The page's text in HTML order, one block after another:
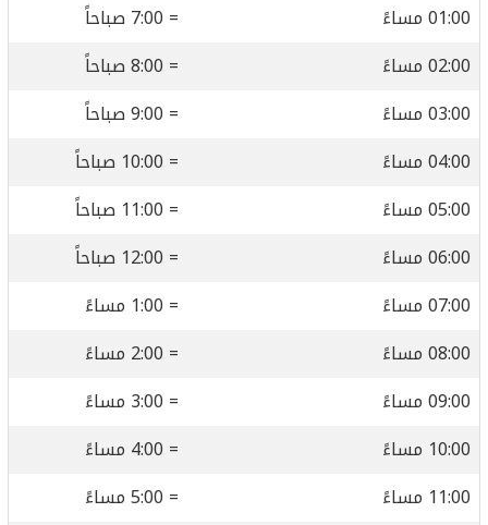
01:00 مساءً
= 7:00 صباحاً
02:00 مساءً
= 8:00 صباحاً
03:00 مساءً
= 9:00 صباحاً
04:00 مساءً
= 10:00 صباحاً
05:00 مساءً
= 11:00 صباحاً
06:00 مساءً
= 12:00 صباحاً
07:00 مساءً
= 1:00 مساءً
08:00 مساءً
= 2:00 مساءً
09:00 مساءً
= 3:00 مساءً
10:00 مساءً
= 4:00 مساءً
11:00 مساءً
= 5:00 مساءً